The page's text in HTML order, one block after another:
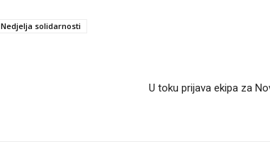
Nedjelja solidarnosti
U toku prijava ekipa za